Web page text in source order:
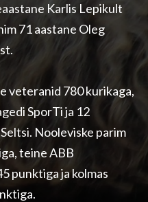
Karlis Lepikult
71 aastane Oleg
veteranid 780 kurikaga,
SporTi ja 12
Nooleviske parim
teine ABB
punktiga ja kolmas